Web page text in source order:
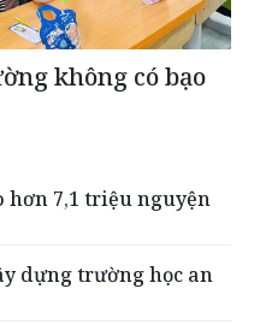
không có bạo
hơn 7,1 triệu nguyện
dựng trường học an